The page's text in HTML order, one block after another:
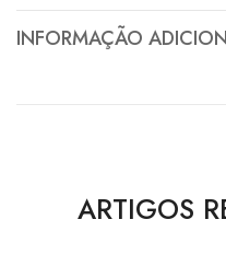
INFORMAÇÃO
ARTIGOS